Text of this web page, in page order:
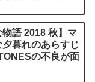
物語 2018 秋】マ
暮れのあらすじ
の不良が面